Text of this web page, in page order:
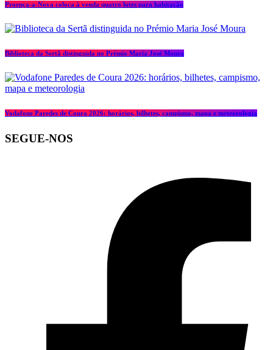
Proença-a-Nova coloca à venda quatro lotes para habitação
Biblioteca da Sertã distinguida no Prémio Maria José Moura
Vodafone Paredes de Coura 2026: horários, bilhetes, campismo, mapa e meteorologia
SEGUE-NOS